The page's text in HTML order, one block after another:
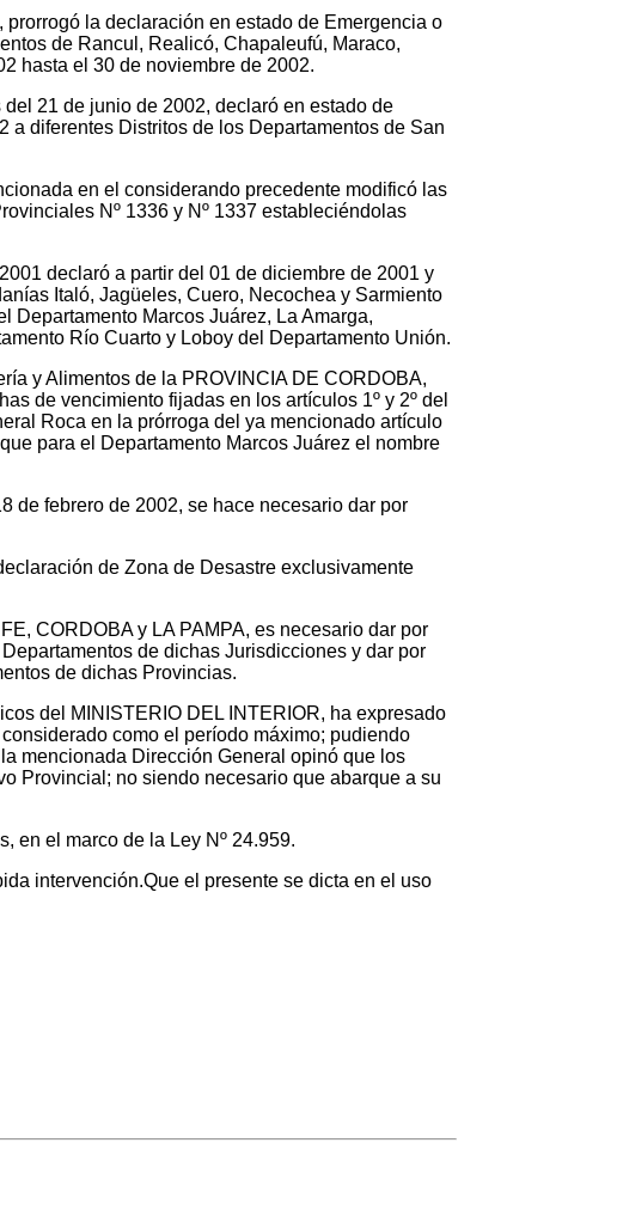
la declaración en estado de Emergencia o
de Rancul, Realicó, Chapaleufú, Maraco,
hasta el 30 de noviembre de 2002.
21 de junio de 2002, declaró en estado de
a diferentes Distritos de los Departamentos de San
en el considerando precedente modificó las
Nº 1336 y Nº 1337 estableciéndolas
declaró a partir del 01 de diciembre de 2001 y
Italó, Jagüeles, Cuero, Necochea y Sarmiento
Departamento Marcos Juárez, La Amarga,
Río Cuarto y Loboy del Departamento Unión.
y Alimentos de la PROVINCIA DE CORDOBA,
de vencimiento fijadas en los artículos 1º y 2º del
Roca en la prórroga del ya mencionado artículo
para el Departamento Marcos Juárez el nombre
de febrero de 2002, se hace necesario dar por
de Zona de Desastre exclusivamente
CORDOBA y LA PAMPA, es necesario dar por
de dichas Jurisdicciones y dar por
de dichas Provincias.
del MINISTERIO DEL INTERIOR, ha expresado
como el período máximo; pudiendo
mencionada Dirección General opinó que los
Provincial; no siendo necesario que abarque a su
en el marco de la Ley Nº 24.959.
intervención.Que el presente se dicta en el uso